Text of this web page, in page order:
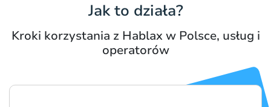
Jak to działa?
Kroki korzystania z Hablax w Polsce, usług i
operatorów